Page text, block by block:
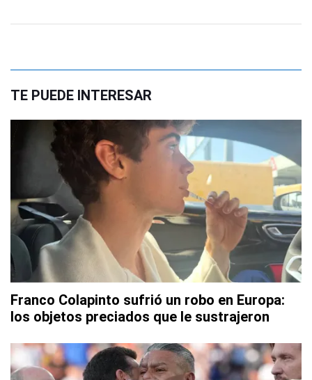
TE PUEDE INTERESAR
Franco Colapinto sufrió un robo en Europa:
los objetos preciados que le sustrajeron